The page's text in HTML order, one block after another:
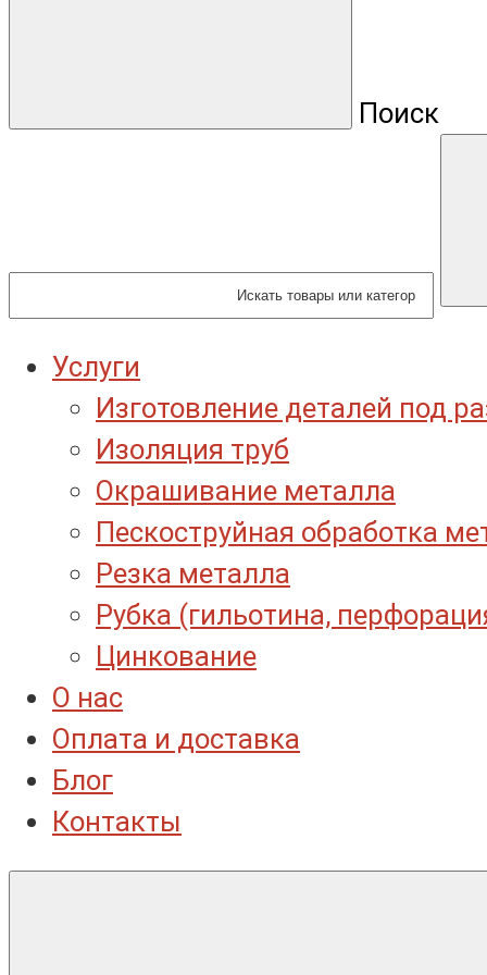
Поиск
Услуги
Изготовление деталей под
Изоляция труб
Окрашивание металла
Пескоструйная обработка
Резка металла
Рубка (гильотина,
Цинкование
О нас
Оплата и доставка
Блог
Контакты